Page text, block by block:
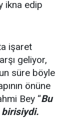
ikna edip
işaret
geliyor,
süre böyle
önüne
Bey “Bu
birisiydi.